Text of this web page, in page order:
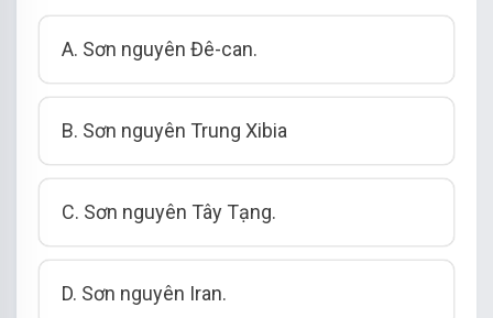
A. Sơn nguyên Đê-can.
B. Sơn nguyên Trung Xibia
C. Sơn nguyên Tây Tạng.
D. Sơn nguyên Iran.